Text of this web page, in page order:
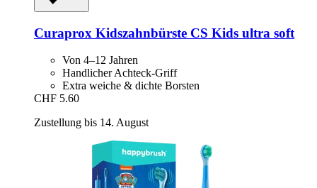
Curaprox Kidszahnbürste CS Kids ultra soft
Von 4–12 Jahren
Handlicher Achteck-Griff
Extra weiche & dichte Borsten
CHF 5.60
Zustellung bis 14. August